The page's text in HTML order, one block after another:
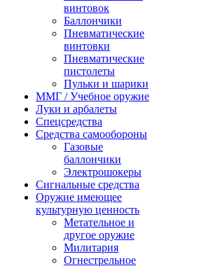
винтовок
Баллончики
Пневматические
винтовки
Пневматические
пистолеты
Пульки и шарики
ММГ / Учебное оружие
Луки и арбалеты
Спецсредства
Средства самообороны
Газовые
баллончики
Электрошокеры
Сигнальные средства
Оружие имеющее
культурную ценность
Метательное и
другое оружие
Милитария
Огнестрельное